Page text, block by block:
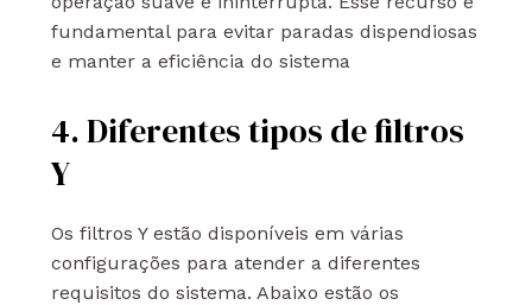
fundamental para evitar paradas dispendiosas
e manter a eficiência do sistema
4. Diferentes tipos de filtros
Y
Os filtros Y estão disponíveis em várias
configurações para atender a diferentes
requisitos do sistema. Abaixo estão os